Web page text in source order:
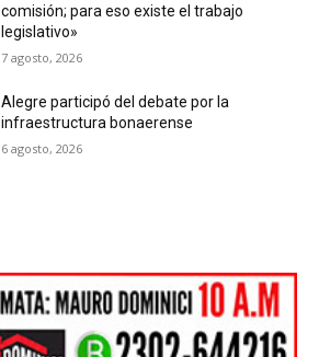
comisión; para eso existe el trabajo
legislativo»
7 agosto, 2026
Alegre participó del debate por la
infraestructura bonaerense
6 agosto, 2026